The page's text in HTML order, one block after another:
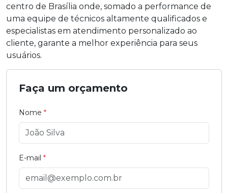
centro de Brasília onde, somado a performance de
uma equipe de técnicos altamente qualificados e
especialistas em atendimento personalizado ao
cliente, garante a melhor experiência para seus
usuários.
Faça um orçamento
Nome *
E-mail *